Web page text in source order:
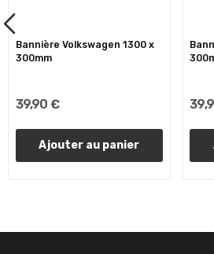
Bannière Volkswagen 1300 x
300mm
39,90 €
Ajouter au panier